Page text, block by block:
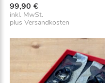
99,90 €
inkl. MwSt.
plus Versandkosten